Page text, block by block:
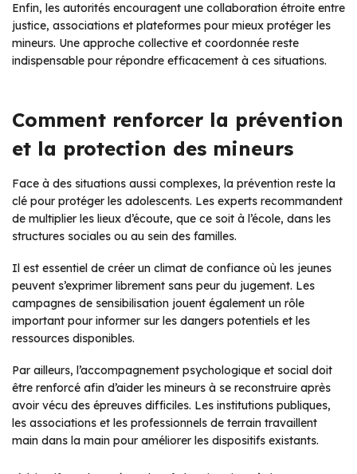
Enfin, les autorités encouragent une collaboration étroite entre
justice, associations et plateformes pour mieux protéger les
mineurs. Une approche collective et coordonnée reste
indispensable pour répondre efficacement à ces situations.
Comment renforcer la prévention
et la protection des mineurs
Face à des situations aussi complexes, la prévention reste la
clé pour protéger les adolescents. Les experts recommandent
de multiplier les lieux d’écoute, que ce soit à l’école, dans les
structures sociales ou au sein des familles.
Il est essentiel de créer un climat de confiance où les jeunes
peuvent s’exprimer librement sans peur du jugement. Les
campagnes de sensibilisation jouent également un rôle
important pour informer sur les dangers potentiels et les
ressources disponibles.
Par ailleurs, l’accompagnement psychologique et social doit
être renforcé afin d’aider les mineurs à se reconstruire après
avoir vécu des épreuves difficiles. Les institutions publiques,
les associations et les professionnels de terrain travaillent
main dans la main pour améliorer les dispositifs existants.